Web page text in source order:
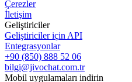
Çerezler
İletişim
Geliştiriciler
Geliştiriciler için API
Entegrasyonlar
+90 (850) 888 52 06
bilgi@jivochat.com.tr
Mobil uygulamaları indirin